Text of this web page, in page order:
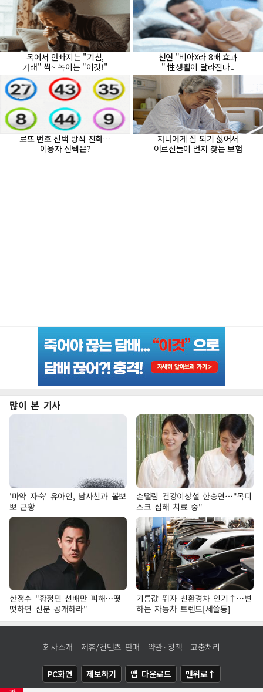
많이 본 기사
'마약 자숙' 유아인, 남사친과 볼뽀
뽀 근황
손떨림 건강이상설 한승연…"목디
스크 심해 치료 중"
한정수 "황정민 선배만 피해…떳
떳하면 신분 공개하라"
기름값 뛰자 친환경차 인기↑…변
하는 자동차 트렌드[세쓸통]
회사소개 제휴/컨텐츠 판매 약관·정책 고충처리
PC화면 제보하기 앱 다운로드 맨위로↑